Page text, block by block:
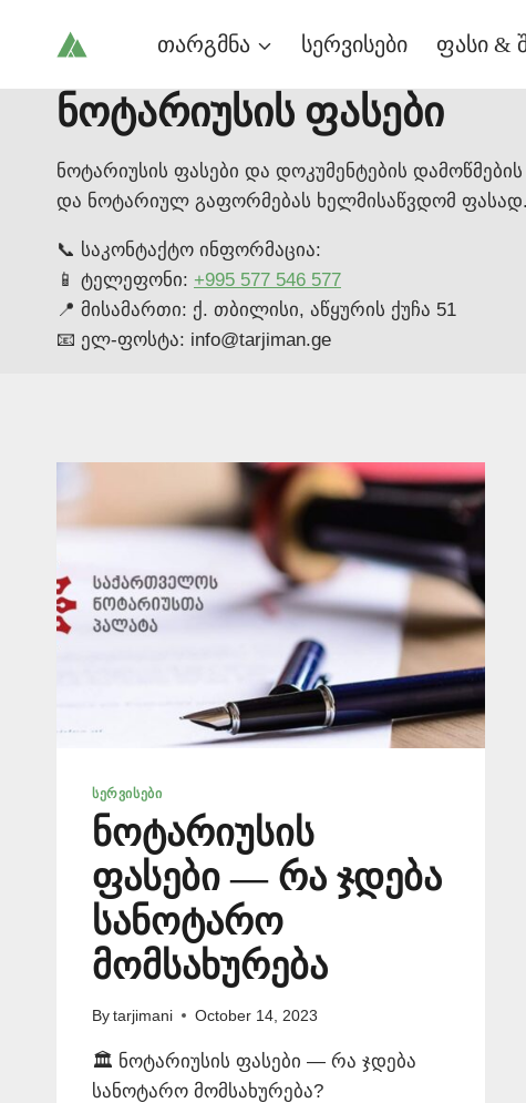
თარგმნა სერვისები ფასი &
ნოტარიუსის ფასები
ნოტარიუსის ფასები და დოკუმენტების
და ნოტარიულ გაფორმებას ხელმისაწვდომ ფასად.
📞 საკონტაქტო ინფორმაცია:
📱 ტელეფონი: +995 577 546 577
📍 მისამართი: ქ. თბილისი, აწყურის ქუჩა 51
📧 ელ-ფოსტა: info@tarjiman.ge
ᲡᲔᲠᲕᲘᲡᲔᲑᲘ
ნოტარიუსის
ფასები — რა ჯდება
სანოტარო
მომსახურება
By tarjimani October 14, 2023
🏛️ ნოტარიუსის ფასები — რა ჯდება
სანოტარო მომსახურება?